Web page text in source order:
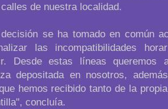
de nuestra localidad.
se ha tomado en común
las incompatibilidades
Desde estas líneas queremos
depositada en nosotros,
hemos recibido tanto de la
concluía.